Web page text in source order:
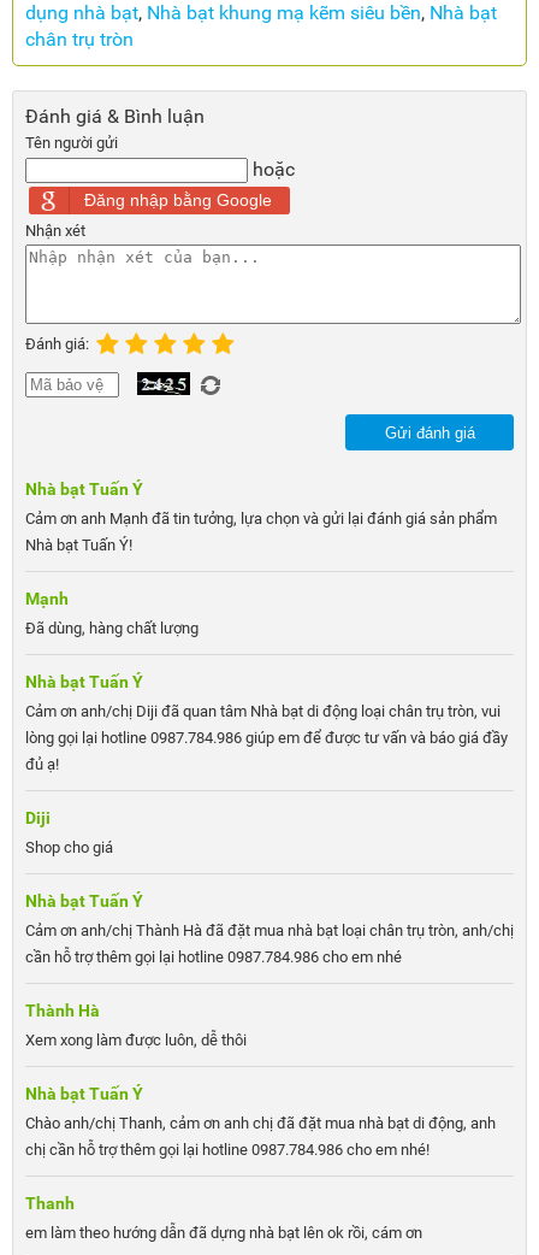
dụng nhà bạt, Nhà bạt khung mạ kẽm siêu bền, Nhà bạt
chân trụ tròn
Đánh giá & Bình luận
Tên người gửi
hoặc
Đăng nhập bằng Google
Nhận xét
Đánh giá:
Gửi đánh giá
Nhà bạt Tuấn Ý
Cảm ơn anh Mạnh đã tin tưởng, lựa chọn và gửi lại đánh giá sản phẩm
Nhà bạt Tuấn Ý!
Mạnh
Đã dùng, hàng chất lượng
Nhà bạt Tuấn Ý
Cảm ơn anh/chị Diji đã quan tâm Nhà bạt di động loại chân trụ tròn, vui
lòng gọi lại hotline 0987.784.986 giúp em để được tư vấn và báo giá đầy
đủ ạ!
Diji
Shop cho giá
Nhà bạt Tuấn Ý
Cảm ơn anh/chị Thành Hà đã đặt mua nhà bạt loại chân trụ tròn, anh/chị
cần hỗ trợ thêm gọi lại hotline 0987.784.986 cho em nhé
Thành Hà
Xem xong làm được luôn, dễ thôi
Nhà bạt Tuấn Ý
Chào anh/chị Thanh, cảm ơn anh chị đã đặt mua nhà bạt di động, anh
chị cần hỗ trợ thêm gọi lại hotline 0987.784.986 cho em nhé!
Thanh
em làm theo hướng dẫn đã dựng nhà bạt lên ok rồi, cám ơn